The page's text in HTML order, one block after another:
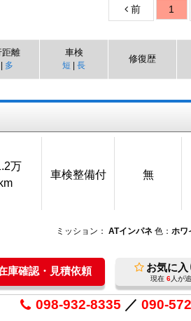
前 1
距離
| 多
車検
短 | 長
修復歴
万
km
車検整備付 無
ミッション： ATインパネ 色： ホワ
確認・見積依頼 お気に入
現在 6人が
098-932-8335 ／ 090-